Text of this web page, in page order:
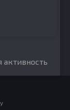
активность